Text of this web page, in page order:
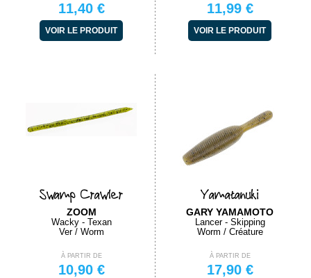
11,40 €
VOIR LE PRODUIT
11,99 €
VOIR LE PRODUIT
Swamp Crawler
ZOOM
Wacky - Texan
Ver / Worm
À PARTIR DE
10,90 €
Yamatanuki
GARY YAMAMOTO
Lancer - Skipping
Worm / Créature
À PARTIR DE
17,90 €